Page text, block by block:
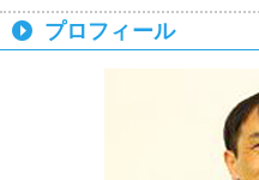
プロフィール